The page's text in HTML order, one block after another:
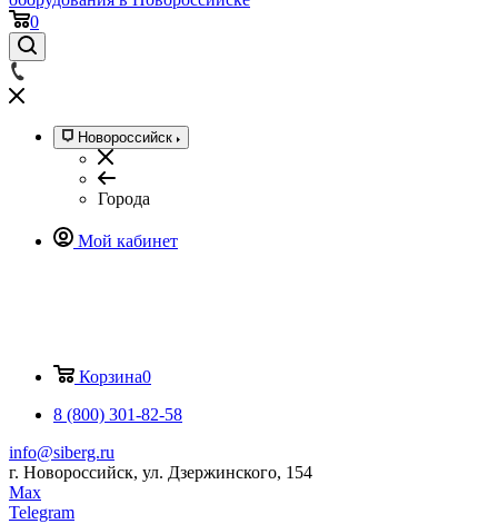
0
Новороссийск
Города
Мой кабинет
Корзина0
8 (800) 301-82-58
info@siberg.ru
г. Новороссийск, ул. Дзержинского, 154
Max
Telegram